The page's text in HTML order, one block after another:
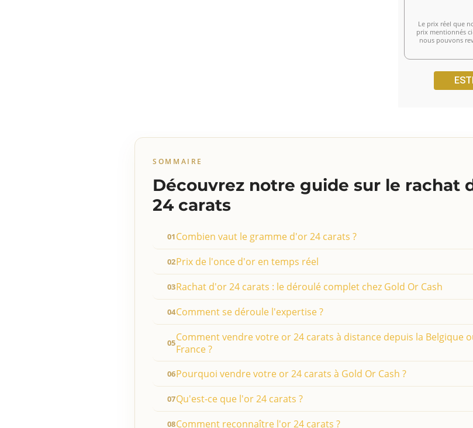
Le prix réel que
prix mentionnés
nous pouvons
SOMMAIRE
Découvrez notre guide sur le rachat
24 carats
Combien vaut le gramme d'or 24 carats ?
Prix de l'once d'or en temps réel
Rachat d'or 24 carats : le déroulé complet chez Gold Or Cash
Comment se déroule l'expertise ?
Comment vendre votre or 24 carats à distance depuis la Belgique
France ?
Pourquoi vendre votre or 24 carats à Gold Or Cash ?
Qu'est-ce que l'or 24 carats ?
Comment reconnaître l'or 24 carats ?